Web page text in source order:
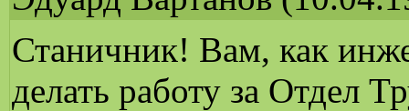
Станичник! Вам, как
делать работу за